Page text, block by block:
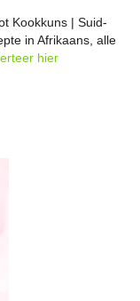
Kookkuns | Suid-
in Afrikaans, alle
hier